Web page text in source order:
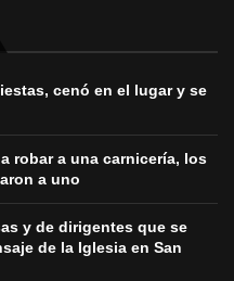
cenó en el lugar y se
robar a una carnicería, los
a uno
y de dirigentes que se
de la Iglesia en San